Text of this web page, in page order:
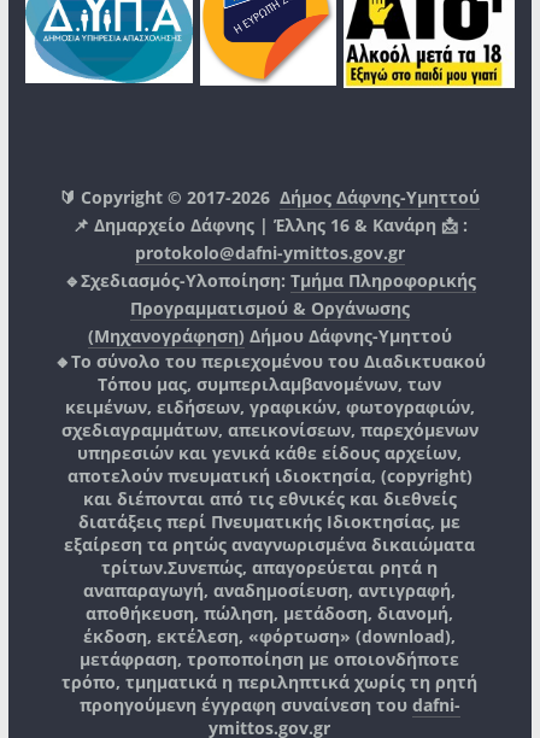
🔰 Copyright © 2017-2026Δήμος Δάφνης-Υμηττού
📌 Δημαρχείο Δάφνης | Έλλης 16 & Κανάρη 📩 :
protokolo@dafni-ymittos.gov.gr
🔹Σχεδιασμός-Υλοποίηση: Τμήμα Πληροφορικής
Προγραμματισμού & Οργάνωσης
(Μηχανογράφηση) Δήμου Δάφνης-Υμηττού
🔸Το σύνολο του περιεχομένου του Διαδικτυακού
Τόπου μας, συμπεριλαμβανομένων, των
κειμένων, ειδήσεων, γραφικών, φωτογραφιών,
σχεδιαγραμμάτων, απεικονίσεων, παρεχόμενων
υπηρεσιών και γενικά κάθε είδους αρχείων,
αποτελούν πνευματική ιδιοκτησία, (copyright)
και διέπονται από τις εθνικές και διεθνείς
διατάξεις περί Πνευματικής Ιδιοκτησίας, με
εξαίρεση τα ρητώς αναγνωρισμένα δικαιώματα
τρίτων.Συνεπώς, απαγορεύεται ρητά η
αναπαραγωγή, αναδημοσίευση, αντιγραφή,
αποθήκευση, πώληση, μετάδοση, διανομή,
έκδοση, εκτέλεση, «φόρτωση» (download),
μετάφραση, τροποποίηση με οποιονδήποτε
τρόπο, τμηματικά η περιληπτικά χωρίς τη ρητή
προηγούμενη έγγραφη συναίνεση του dafni-
ymittos.gov.gr